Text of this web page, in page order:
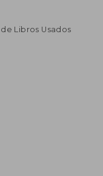
Libros Usados